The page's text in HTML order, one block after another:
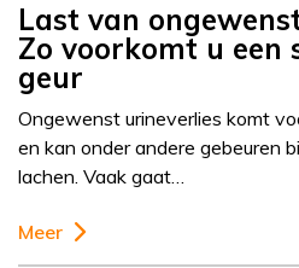
Last van
Zo voorkomt u een
geur
Ongewenst urineverlies komt
en kan onder andere gebeuren
lachen. Vaak gaat…
Meer